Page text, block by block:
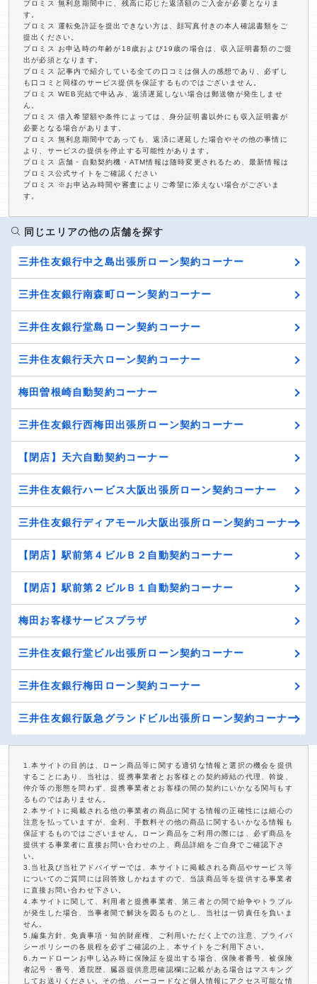
プロミス 無利息期間中に、残高に応じた返済額のご入金が必要となりま
す。
プロミス 運転免許証を提出できない方は、顔写真付きの本人確認書類をご
提出ください。
プロミス お申込時の年齢が18歳および19歳の場合は、収入証明書類のご提
出が必須となります。
プロミス 記事内で紹介している全ての口コミは個人の感想であり、必ずし
も口コミと同様のサービス提供を保証するものではございません。
プロミス WEB完結で申込み、返済遅延しない場合は郵送物が発生しませ
ん。
プロミス 借入希望額や条件によっては、身分証明書以外にも収入証明書が
必要となる場合があります。
プロミス 無利息期間中であっても、返済に遅延した場合やその他の事情に
より、サービスの提供を停止する可能性があります。
プロミス 店舗・自動契約機・ATM情報は随時変更されるため、最新情報は
プロミス公式サイトをご確認ください
プロミス ※お申込み時間や審査によりご希望に添えない場合がございま
す。
同じエリアの他の店舗を探す
三井住友銀行中之島出張所ローン契約コーナー
三井住友銀行南森町ローン契約コーナー
三井住友銀行堂島ローン契約コーナー
三井住友銀行天六ローン契約コーナー
梅田曽根崎自動契約コーナー
三井住友銀行西梅田出張所ローン契約コーナー
【閉店】天六自動契約コーナー
三井住友銀行ハービス大阪出張所ローン契約コーナー
三井住友銀行ディアモール大阪出張所ローン契約コーナー
【閉店】駅前第４ビルＢ２自動契約コーナー
【閉店】駅前第２ビルＢ１自動契約コーナー
梅田お客様サービスプラザ
三井住友銀行堂ビル出張所ローン契約コーナー
三井住友銀行梅田ローン契約コーナー
三井住友銀行阪急グランドビル出張所ローン契約コーナー
1.本サイトの目的は、ローン商品等に関する適切な情報と選択の機会を提供
することにあり、当社は、提携事業者とお客様との契約締結の代理、斡旋、
仲介等の形態を問わず、提携事業者とお客様の間の契約にいかなる関与もす
るものではありません。
2.本サイトに掲載される他の事業者の商品に関する情報の正確性には細心の
注意を払っていますが、金利、手数料その他の商品に関するいかなる情報も
保証するものではございません。ローン商品をご利用の際には、必ず商品を
提供する事業者に直接お問い合わせの上、商品詳細をご自身でご確認下さ
い。
3.当社及び当社アドバイザーでは、本サイトに掲載される商品やサービス等
についてのご質問には回答致しかねますので、当該商品等を提供する事業者
に直接お問い合わせ下さい。
4.本サイトに関して、利用者と提携事業者、第三者との間で紛争やトラブル
が発生した場合、当事者間で解決を図るものとし、当社は一切責任を負いま
せん。
5.編集方針、免責事項・知的財産権、ご利用いただく上での注意、プライバ
シーポリシーの各規程を必ずご確認の上、本サイトをご利用下さい。
6.カードローンお申し込み時に保険証を提出する場合、保険者番号、被保険
者記号・番号、通院歴、臓器提供意思確認欄に記載がある場合はマスキング
してお送りください。その他、バーコードなど個人情報にアクセス可能な情